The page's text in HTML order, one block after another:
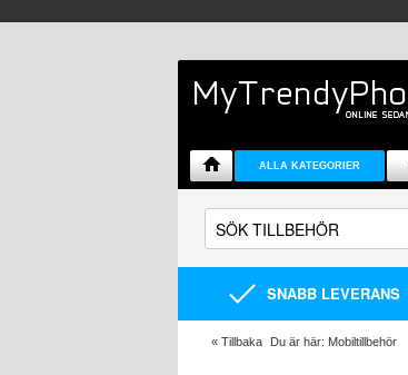
ALLA KATEGORIER
SNABB LEVERANS
« Tillbaka Du är här: Mobiltillbehör